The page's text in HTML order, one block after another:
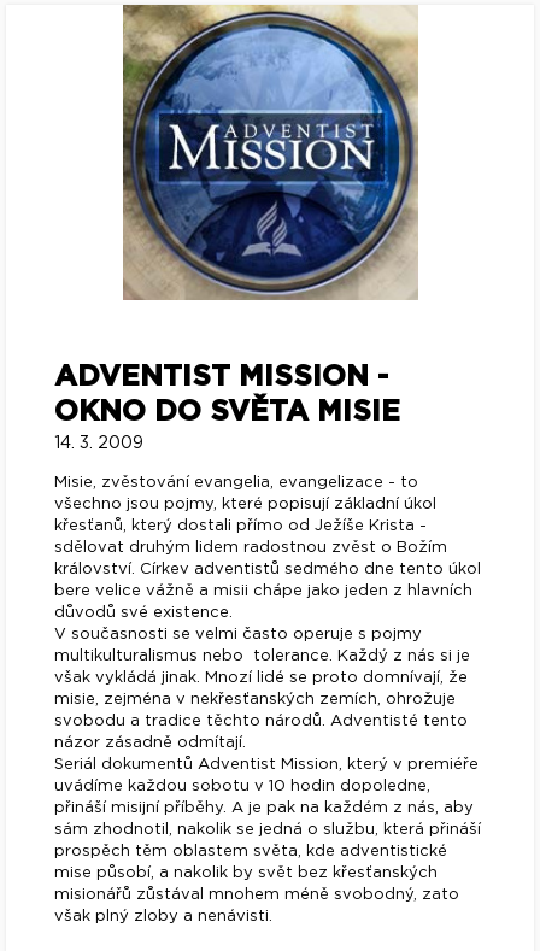
ADVENTIST MISSION -
OKNO DO SVĚTA MISIE
14. 3. 2009
Misie, zvěstování evangelia, evangelizace - to
všechno jsou pojmy, které popisují základní úkol
křesťanů, který dostali přímo od Ježíše Krista -
sdělovat druhým lidem radostnou zvěst o Božím
království. Církev adventistů sedmého dne tento úkol
bere velice vážně a misii chápe jako jeden z hlavních
důvodů své existence.
V současnosti se velmi často operuje s pojmy
multikulturalismus nebo tolerance. Každý z nás si je
však vykládá jinak. Mnozí lidé se proto domnívají, že
misie, zejména v nekřesťanských zemích, ohrožuje
svobodu a tradice těchto národů. Adventisté tento
názor zásadně odmítají.
Seriál dokumentů Adventist Mission, který v premiéře
uvádíme každou sobotu v 10 hodin dopoledne,
přináší misijní příběhy. A je pak na každém z nás, aby
sám zhodnotil, nakolik se jedná o službu, která přináší
prospěch těm oblastem světa, kde adventistické
mise působí, a nakolik by svět bez křesťanských
misionářů zůstával mnohem méně svobodný, zato
však plný zloby a nenávisti.